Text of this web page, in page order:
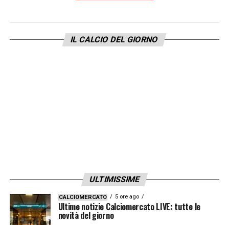
IL CALCIO DEL GIORNO
ULTIMISSIME
CALCIOMERCATO 5 ore ago
Ultime notizie Calciomercato LIVE: tutte le
novità del giorno